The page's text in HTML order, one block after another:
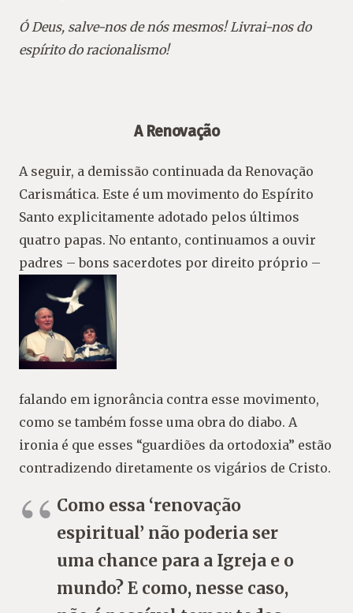
Ó Deus, salve-nos de nós mesmos! Livrai-nos do
espírito do racionalismo!
A Renovação
A seguir, a demissão continuada da Renovação
Carismática. Este é um movimento do Espírito
Santo explicitamente adotado pelos últimos
quatro papas. No entanto, continuamos a ouvir
padres – bons sacerdotes por direito próprio –
falando em ignorância contra esse movimento,
como se também fosse uma obra do diabo. A
ironia é que esses “guardiões da ortodoxia” estão
contradizendo diretamente os vigários de Cristo.
Como essa ‘renovação
espiritual’ não poderia ser
uma chance para a Igreja e o
mundo? E como, nesse caso,